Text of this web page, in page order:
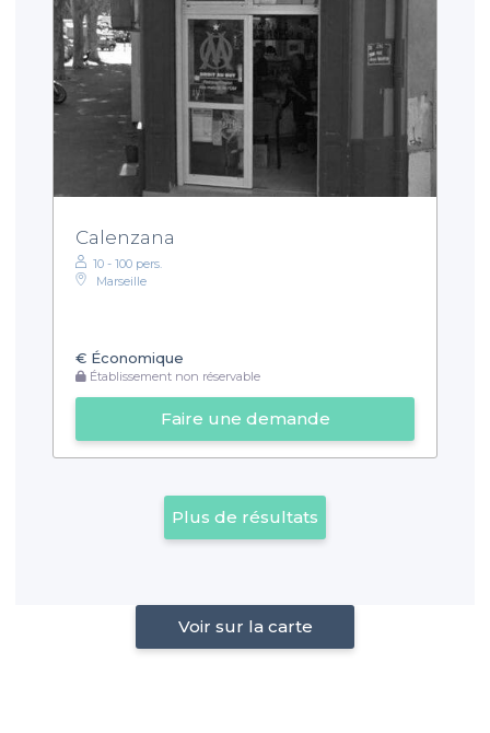
Calenzana
10 - 100 pers.
Marseille
€ Économique
Établissement non réservable
Faire une demande
Plus de résultats
Voir sur la carte